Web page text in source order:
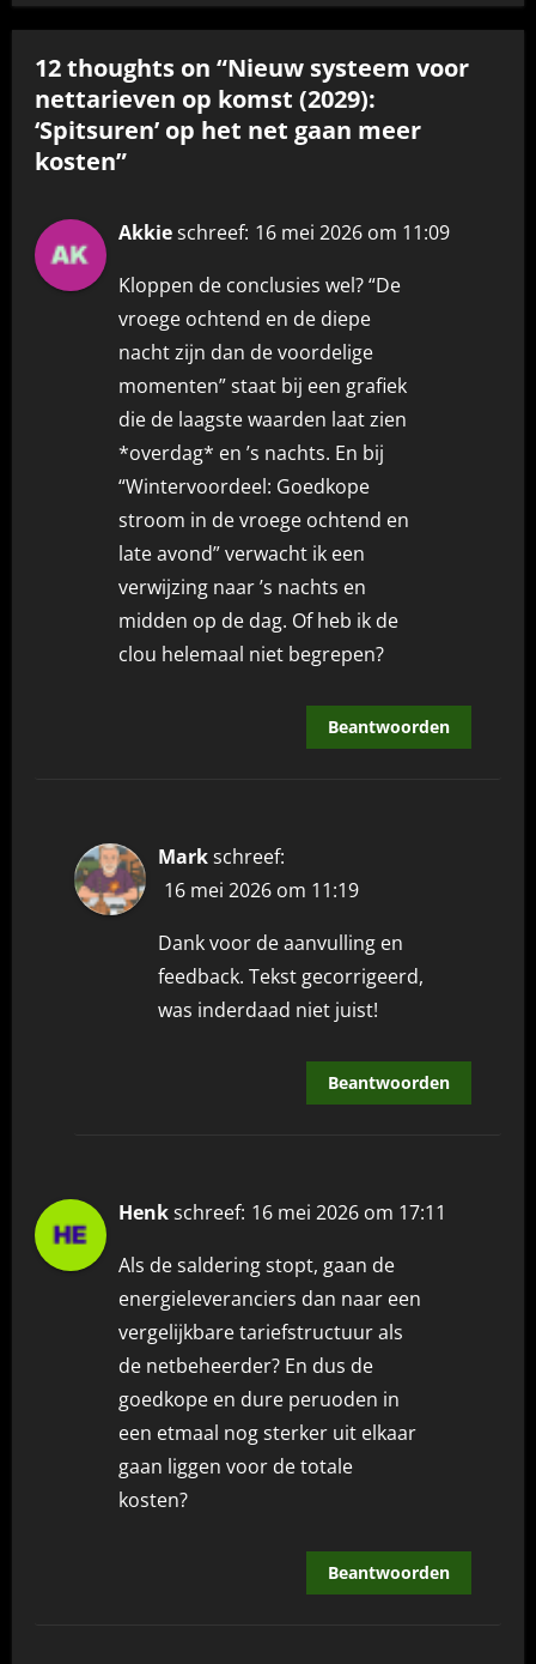
12 thoughts on “Nieuw systeem voor
nettarieven op komst (2029):
‘Spitsuren’ op het net gaan meer
kosten”
Akkieschreef: 16 mei 2026 om 11:09
Kloppen de conclusies wel? “De
vroege ochtend en de diepe
nacht zijn dan de voordelige
momenten” staat bij een grafiek
die de laagste waarden laat zien
*overdag* en ’s nachts. En bij
“Wintervoordeel: Goedkope
stroom in de vroege ochtend en
late avond” verwacht ik een
verwijzing naar ’s nachts en
midden op de dag. Of heb ik de
clou helemaal niet begrepen?
Beantwoorden
Markschreef:
16 mei 2026 om 11:19
Dank voor de aanvulling en
feedback. Tekst gecorrigeerd,
was inderdaad niet juist!
Beantwoorden
Henkschreef: 16 mei 2026 om 17:11
Als de saldering stopt, gaan de
energieleveranciers dan naar een
vergelijkbare tariefstructuur als
de netbeheerder? En dus de
goedkope en dure peruoden in
een etmaal nog sterker uit elkaar
gaan liggen voor de totale
kosten?
Beantwoorden